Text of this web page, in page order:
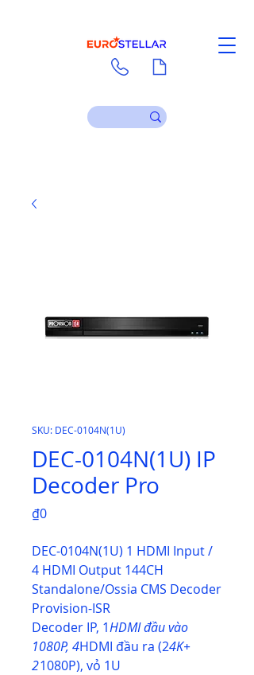
SKU: DEC-0104N(1U)
DEC-0104N(1U) IP
Decoder Pro
₫0Price
DEC-0104N(1U) 1 HDMI Input /
4 HDMI Output 144CH
Standalone/Ossia CMS Decoder
Provision-ISR
Decoder IP, 1HDMI đầu vào
1080P, 4HDMI đầu ra (24K+
21080P), vỏ 1U